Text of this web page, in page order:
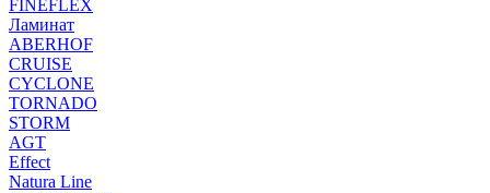
FINEFLEX
Ламинат
ABERHOF
CRUISE
CYCLONE
TORNADO
STORM
AGT
Effect
Natura Line